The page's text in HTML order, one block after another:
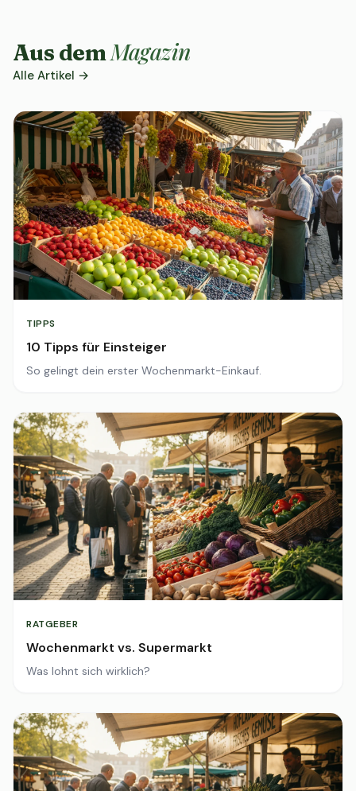
Aus demMagazin
Alle Artikel →
TIPPS
10 Tipps für Einsteiger
So gelingt dein erster Wochenmarkt-Einkauf.
RATGEBER
Wochenmarkt vs. Supermarkt
Was lohnt sich wirklich?